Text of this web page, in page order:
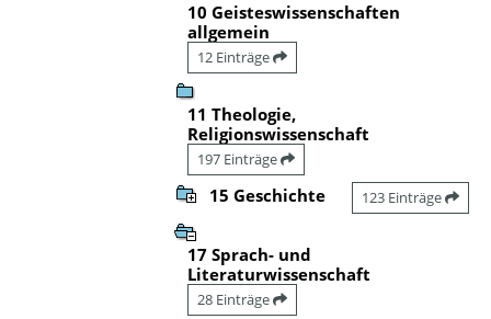
10 Geisteswissenschaften
allgemein
12 Einträge
11 Theologie,
Religionswissenschaft
197 Einträge
15 Geschichte 123 Einträge
17 Sprach- und
Literaturwissenschaft
28 Einträge